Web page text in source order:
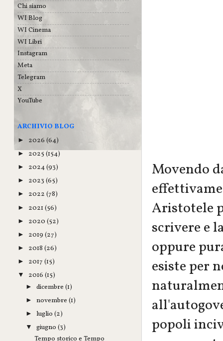
Movendo
Aristotele
scrivere e
oppure
esiste per
popoli
Chi siamo
WI Blog
WI Cinema
WI Libri
Instagram
Meta
Telegram
X
YouTube
ARCHIVIO BLOG
► 2026 (64)
► 2025 (154)
► 2024(93)
► 2023 (65)
► 2022 (78)
► 2021 (56)
► 2020 (52)
► 2019 (27)
► 2018 (26)
► 2017 (15)
▼ 2016 (15)
►dicembre(1)
►novembre(1)
►luglio(2)
▼giugno(3)
Tempo storico e Tempo